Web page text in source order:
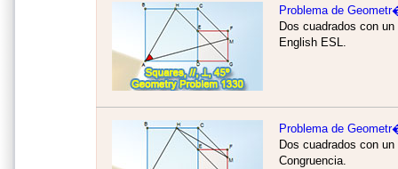
Problema de
Dos cuadrados con
English ESL.
Problema de
Dos cuadrados con
Congruencia.